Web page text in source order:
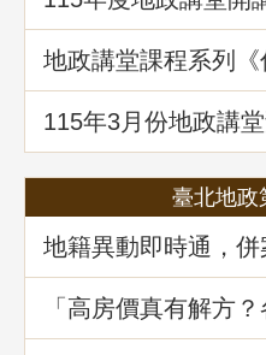
地政講堂課程系列
務》回顧
115年3⽉份地政講
屋大盜：揭開不動
臺北地政
地籍異動即時通，
「高房價真有解方
策與臺灣房市前景